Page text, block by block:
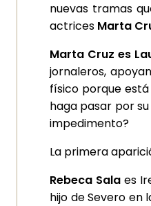
nuevas tramas
actrices Marta
Marta Cruz es
jornaleros,
físico porque
haga pasar por
impedimento?
La primera
Rebeca Salaes
hijo de Severo en